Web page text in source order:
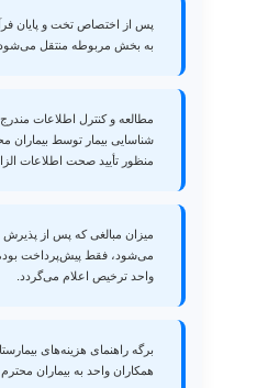
پس از اختصاص تخت و پایان
به بخش مربوطه منتقل می‌شود.
مطالعه و کنترل اطلاعات
شناسایی بیمار توسط بیماران
منظور تأیید صحت اطلاعات
میزان مبالغی که پس از پذیرش
می‌شود، فقط پیش‌پرداخت
واحد ترخیص اعلام می‌گردد.
برگه راهنمای هزینه‌های
همکاران واحد به بیماران